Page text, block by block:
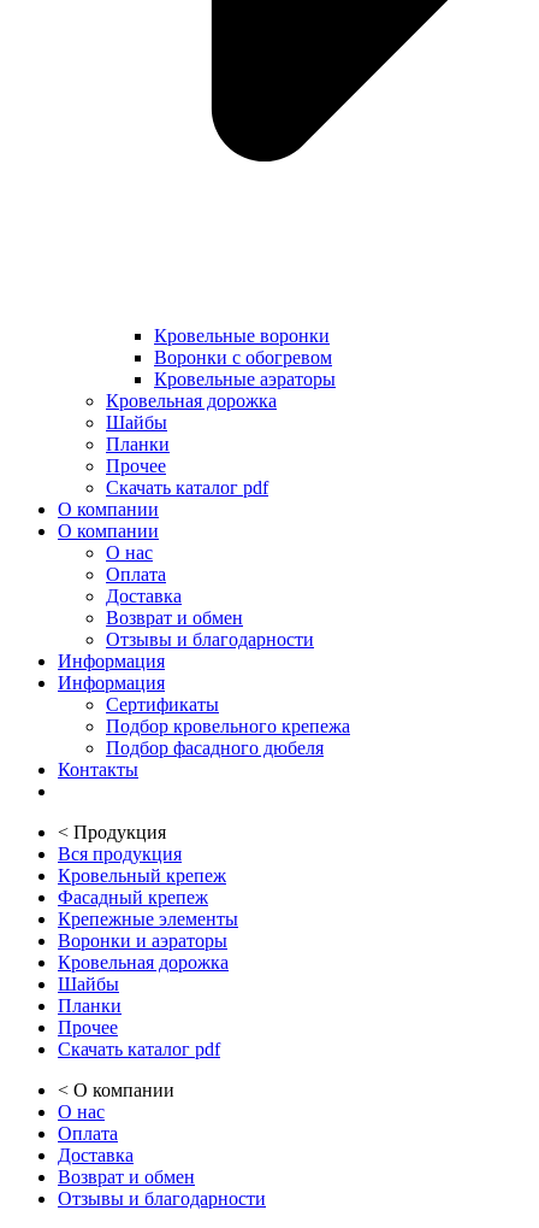
Кровельные воронки
Воронки с обогревом
Кровельные аэраторы
Кровельная дорожка
Шайбы
Планки
Прочее
Скачать каталог pdf
О компании
О компании
О нас
Оплата
Доставка
Возврат и обмен
Отзывы и благодарности
Информация
Информация
Сертификаты
Подбор кровельного крепежа
Подбор фасадного дюбеля
Контакты
< Продукция
Вся продукция
Кровельный крепеж
Фасадный крепеж
Крепежные элементы
Воронки и аэраторы
Кровельная дорожка
Шайбы
Планки
Прочее
Скачать каталог pdf
< О компании
О нас
Оплата
Доставка
Возврат и обмен
Отзывы и благодарности